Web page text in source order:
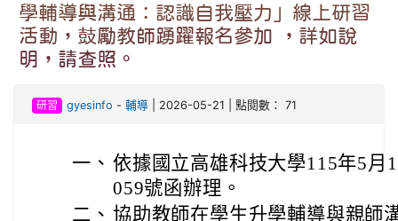
學輔導與溝通：認識自我壓力」線上研習
活動，鼓勵教師踴躍報名參加 ，詳如說
明，請查照。
研習 gyesinfo - 輔導| 2026-05-21 | 點閱數： 71
一、 依據國立高雄科技大學115年5月
059號函辦理。
二、 協助教師在學生升學輔導與親師